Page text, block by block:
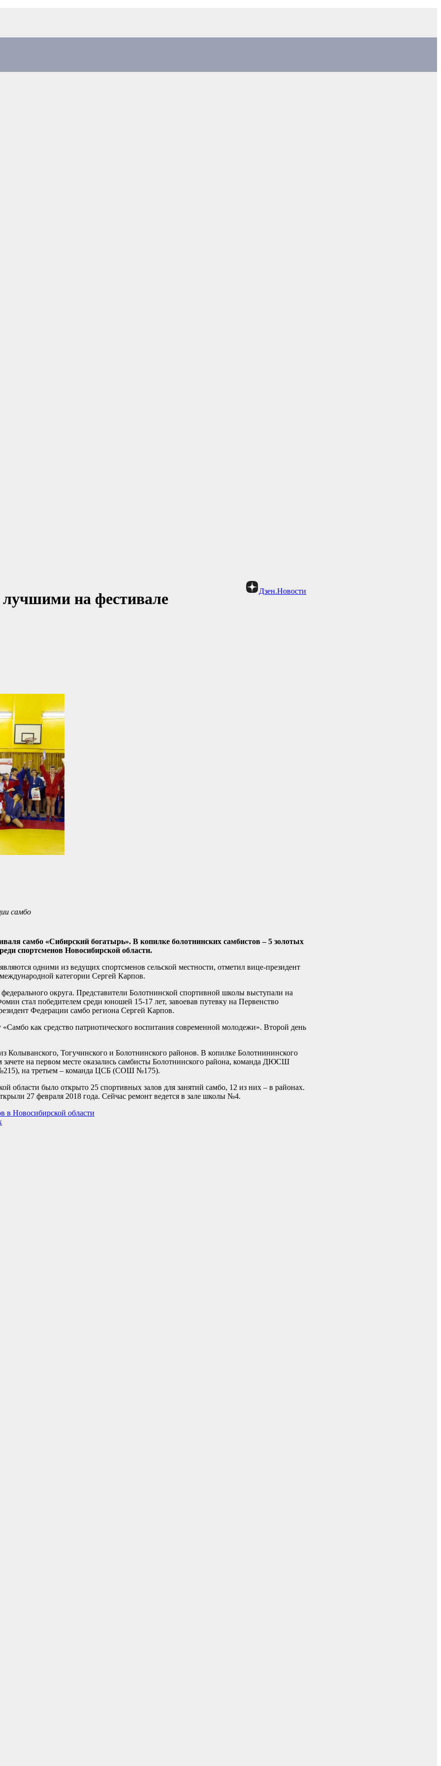
Дзен.Новости
на фестивале
самбо
самбо «Сибирский богатырь». В копилке болотнинских самбистов – 5 золотых
спортсменов Новосибирской области.
одними из ведущих спортсменов сельской местности, отметил вице-президент
категории Сергей Карпов.
округа. Представители Болотнинской спортивной школы выступали на
стал победителем среди юношей 15-17 лет, завоевав путевку на Первенство
Федерации самбо региона Сергей Карпов.
как средство патриотического воспитания современной молодежи». Второй день
Колыванского, Тогучинского и Болотнинского районов. В копилке Болотнининского
на первом месте оказались самбисты Болотнинского района, команда ДЮСШ
на третьем – команда ЦСБ (СОШ №175).
области было открыто 25 спортивных залов для занятий самбо, 12 из них – в районах.
27 февраля 2018 года. Сейчас ремонт ведется в зале школы №4.
в Новосибирской области